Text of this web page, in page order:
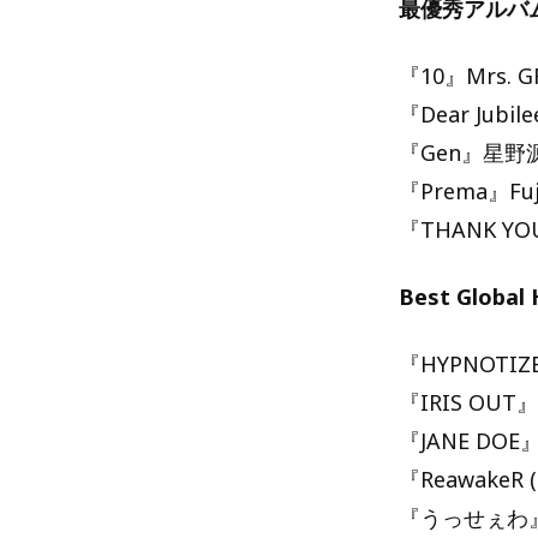
最優秀アルバ
『10』Mrs.
『Dear
『Gen』星野
『Prema』
『THANK
Best Global
『
『IRIS OUT
『JANE
『
『うっせぇ